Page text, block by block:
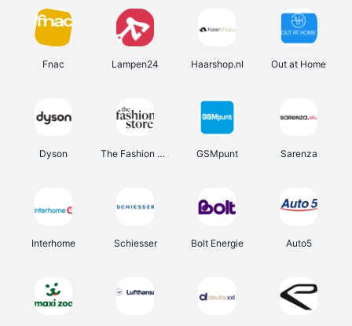
Fnac Lampen24 Haarshop.nl Out at Home
Dyson The Fashion Store GSMpunt Sarenza
Interhome Schiesser Bolt Energie Auto5